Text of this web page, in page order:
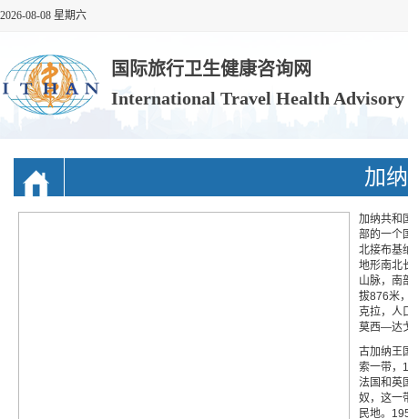
2026-08-08 星期六
国际旅行卫生健康咨询网
International Travel Health
加纳
加纳共和
部的一个
北接布基
地形南北
山脉，南
拔876米
克拉，人
莫西—达
古加纳王
索一带，
法国和英
奴，这一
民地。